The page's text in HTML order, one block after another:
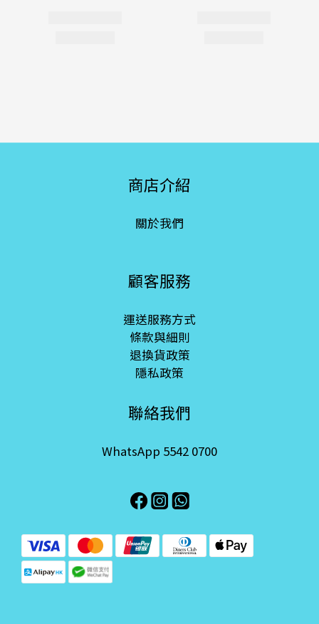
商店介紹
關於我們
顧客服務
運送服務方式
條款與細則
退換貨政策
隱私政策
聯絡我們
WhatsApp 5542 0700